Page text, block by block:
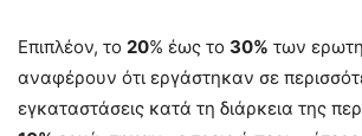
Επιπλέον, το 20% έως το 30% των
αναφέρουν ότι εργάστηκαν σε
εγκαταστάσεις κατά τη διάρκεια της